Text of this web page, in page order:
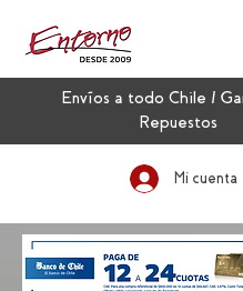
Envíos a todo Chile /
Repuestos
Mi cuenta